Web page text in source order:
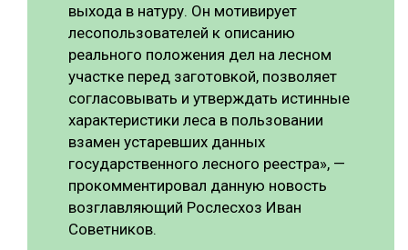
выхода в натуру. Он мотивирует
лесопользователей к описанию
реального положения дел на лесном
участке перед заготовкой, позволяет
согласовывать и утверждать истинные
характеристики леса в пользовании
взамен устаревших данных
государственного лесного реестра», —
прокомментировал данную новость
возглавляющий Рослесхоз Иван
Советников.